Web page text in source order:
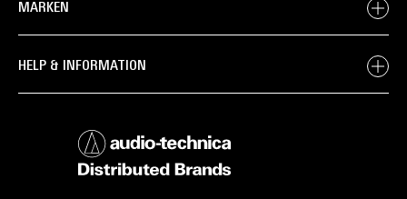
MARKEN
HELP & INFORMATION